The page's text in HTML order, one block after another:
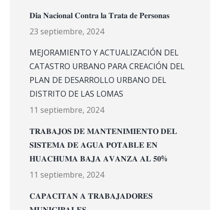
𝐃𝐢́𝐚 𝐍𝐚𝐜𝐢𝐨𝐧𝐚𝐥 𝐂𝐨𝐧𝐭𝐫𝐚 𝐥𝐚 𝐓𝐫𝐚𝐭𝐚 𝐝𝐞 𝐏𝐞𝐫𝐬𝐨𝐧𝐚𝐬
23 septiembre, 2024
MEJORAMIENTO Y ACTUALIZACIÓN DEL
CATASTRO URBANO PARA CREACIÓN DEL
PLAN DE DESARROLLO URBANO DEL
DISTRITO DE LAS LOMAS
11 septiembre, 2024
𝐓𝐑𝐀𝐁𝐀𝐉𝐎𝐒 𝐃𝐄 𝐌𝐀𝐍𝐓𝐄𝐍𝐈𝐌𝐈𝐄𝐍𝐓𝐎 𝐃𝐄𝐋
𝐒𝐈𝐒𝐓𝐄𝐌𝐀 𝐃𝐄 𝐀𝐆𝐔𝐀 𝐏𝐎𝐓𝐀𝐁𝐋𝐄 𝐄𝐍
𝐇𝐔𝐀𝐂𝐇𝐔𝐌𝐀 𝐁𝐀𝐉𝐀 𝐀𝐕𝐀𝐍𝐙𝐀 𝐀𝐋 𝟓𝟎%
11 septiembre, 2024
𝐂𝐀𝐏𝐀𝐂𝐈𝐓𝐀𝐍 𝐀 𝐓𝐑𝐀𝐁𝐀𝐉𝐀𝐃𝐎𝐑𝐄𝐒